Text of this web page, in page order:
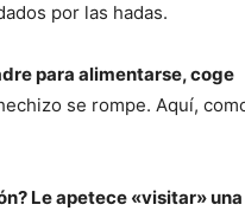
por las hadas.
para alimentarse, coge
se rompe. Aquí,
Le apetece «visitar»